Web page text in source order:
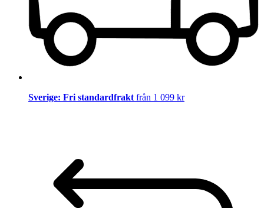
Sverige: Fri standardfrakt från 1 099 kr